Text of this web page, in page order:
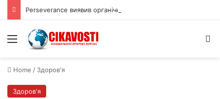
Menu
Home / Здоров'я
Здоров'я